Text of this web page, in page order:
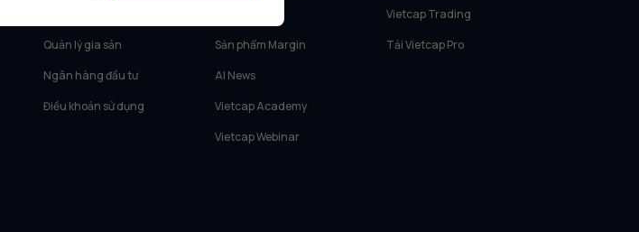
Quản lý gia sản
Ngân hàng đầu tư
Điều khoản sử dụng
Sản phẩm Margin
AI News
Vietcap Academy
Vietcap Webinar
Vietcap Trading
Tải Vietcap Pro